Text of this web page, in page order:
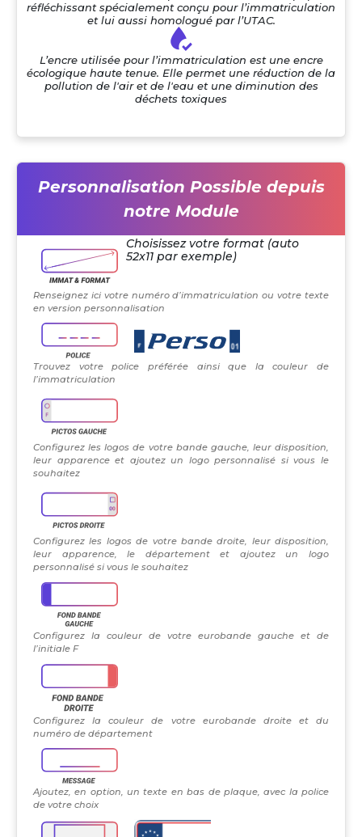
réfléchissant spécialement conçu pour l’immatriculation
et lui aussi homologué par l’UTAC.
L’encre utilisée pour l’immatriculation est une encre
écologique haute tenue. Elle permet une réduction de la
pollution de l'air et de l'eau et une diminution des
déchets toxiques
Personnalisation Possible depuis
notre Module
Choisissez votre format (auto
52x11 par exemple)
Renseignez ici votre numéro d’immatriculation ou votre texte
en version personnalisation
Trouvez votre police préférée ainsi que la couleur de
l’immatriculation
Configurez les logos de votre bande gauche, leur disposition,
leur apparence et ajoutez un logo personnalisé si vous le
souhaitez
Configurez les logos de votre bande droite, leur disposition,
leur apparence, le département et ajoutez un logo
personnalisé si vous le souhaitez
Configurez la couleur de votre eurobande gauche et de
l’initiale F
Configurez la couleur de votre eurobande droite et du
numéro de département
Ajoutez, en option, un texte en bas de plaque, avec la police
de votre choix